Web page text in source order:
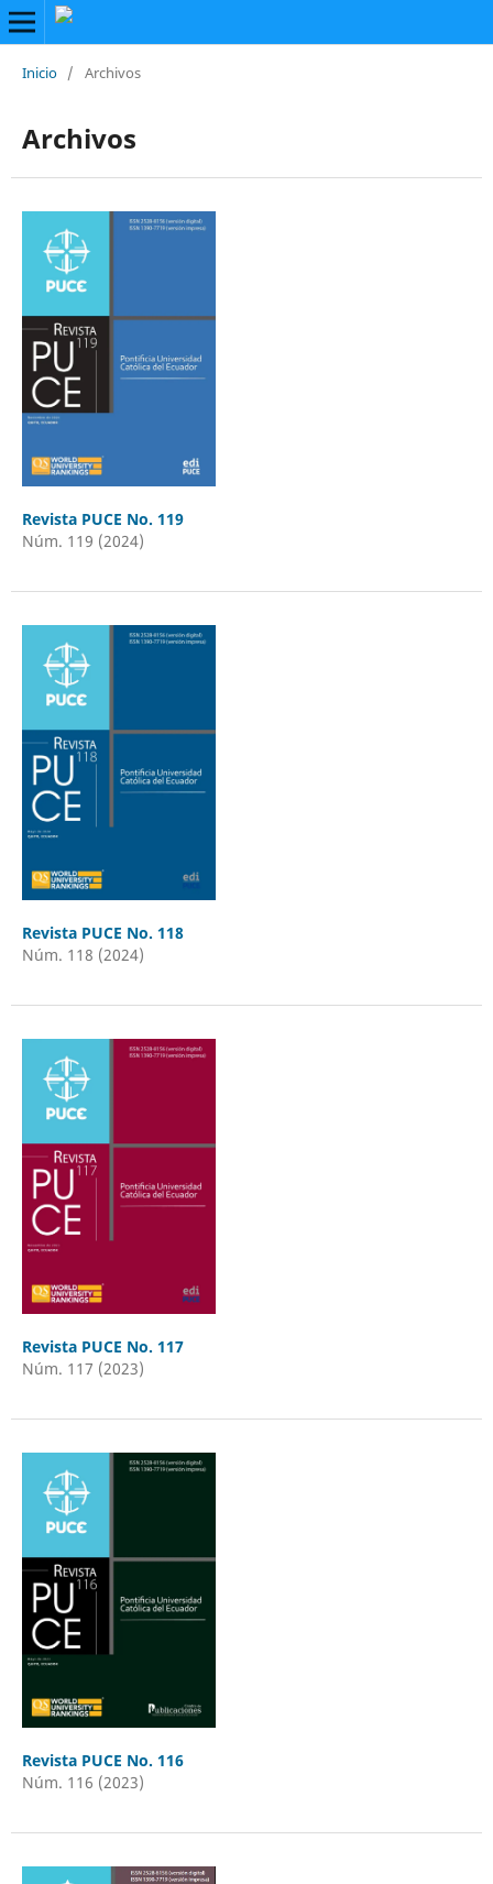
Inicio / Archivos
Archivos
Revista PUCE No. 119
Núm. 119 (2024)
Revista PUCE No. 118
Núm. 118 (2024)
Revista PUCE No. 117
Núm. 117 (2023)
Revista PUCE No. 116
Núm. 116 (2023)